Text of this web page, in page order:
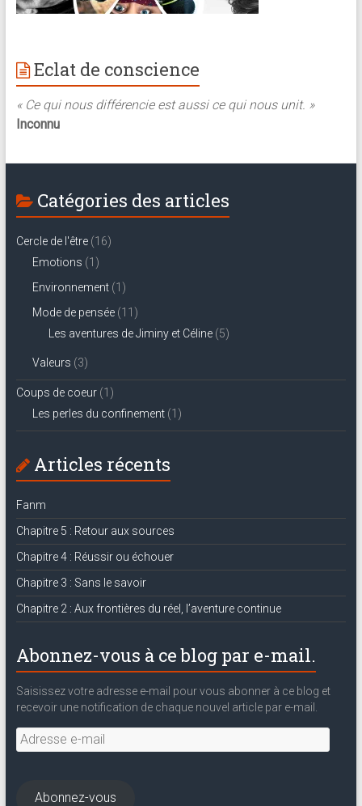
Eclat de conscience
« Ce qui nous différencie est aussi ce qui nous unit. »
Inconnu
Catégories des articles
Cercle de l'être(16)
Emotions (1)
Environnement(1)
Mode de pensée(11)
Les aventures de Jiminy et Céline(5)
Valeurs (3)
Coups de coeur(1)
Les perles du confinement(1)
Articles récents
Fanm
Chapitre 5 : Retour aux sources
Chapitre 4 : Réussir ou échouer
Chapitre 3 : Sans le savoir
Chapitre 2 : Aux frontières du réel, l’aventure continue
Abonnez-vous à ce blog par e-mail.
Saisissez votre adresse e-mail pour vous abonner à ce blog et
recevoir une notification de chaque nouvel article par e-mail.
Adresse
e-
Abonnez-vous